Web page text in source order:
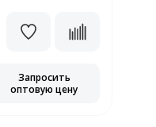
Запросить
оптовую цену